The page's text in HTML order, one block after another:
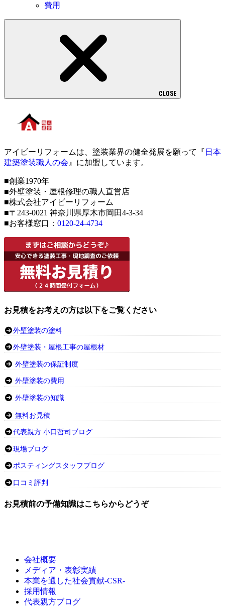
費用
CLOSE
アイビーリフォームは、塗装業界の健全発展を願って『 日本
建築塗装職人の会 』に加盟しています。
■創業1970年
■外壁塗装・屋根修理の職人直営店
■株式会社アイビーリフォーム
■〒243-0021 神奈川県厚木市岡田4-3-34
■お客様窓口： 0120-24-4734
お見積をお考えの方は以下をご覧ください
外壁塗装の塗料
外壁塗装・屋根工事の屋根材
外壁塗装の保証制度
外壁塗装の費用
外壁塗装の知識
無料お見積
代表親方 小口哲司ブログ
現場ブログ
ポスティングスタッフブログ
口コミ評判
お見積前の予備知識はこちらからどうぞ
会社概要
メディア・表彰実績
本業を通した社会貢献-CSR-
採用情報
代表親方ブログ